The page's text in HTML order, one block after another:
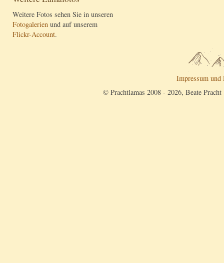
Weitere Fotos sehen Sie in unseren
Fotogalerien und auf unserem
Flickr-Account.
Impressum und
© Prachtlamas 2008 - 2026, Beate Pracht